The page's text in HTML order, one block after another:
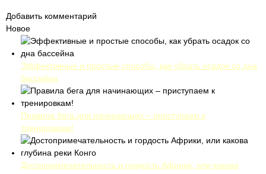
Добавить комментарий
Новое
Эффективные и простые способы, как убрать осадок со дна
бассейна
Правила бега для начинающих – приступаем к
тренировкам!
Достопримечательность и гордость Африки, или какова